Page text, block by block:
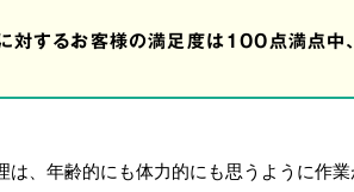
対するお客様の満足度は100点満点中、
は、年齢的にも体力的にも思うように作